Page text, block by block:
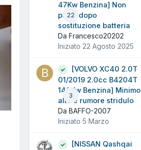
22
47Kw Benzina] Non
parte dopo
sostituzione batteria
Da Francesco20202
Iniziato 22 Agosto 2025
3
[VOLVO XC40 2.0T
01/2019 2.0cc B4204T
140Kw Benzina] Minimo
alto e rumore stridulo
Da BAFFO-2007
Iniziato 5 Marzo
[NISSAN Qashqai